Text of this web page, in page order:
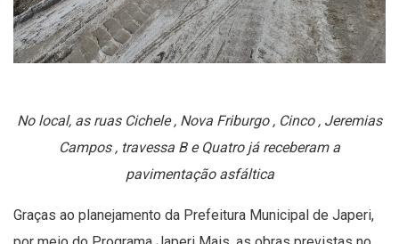
No local, as ruas Cichele , Nova Friburgo , Cinco , Jeremias
Campos , travessa B e Quatro já receberam a
pavimentação asfáltica
Graças ao planejamento da Prefeitura Municipal de Japeri,